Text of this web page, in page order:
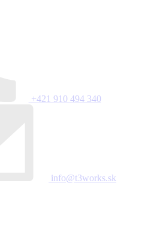
+421 910 494 340
info@t3works.sk